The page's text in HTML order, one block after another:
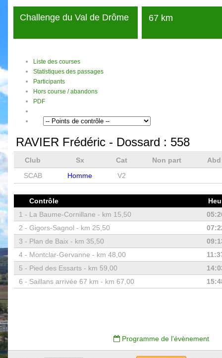
Challenge du Val de Drôme 67 km
Liste des courses
Statistiques des passages
Participants
Hors course / abandons
PDF
RAVIER Frédéric- Dossard : 558
Club Sx Cat Non part
SCAB
Homme V2
Contrôle
1 - La Baume-Cornillane - km 15,50
2 - Gigors-Sagnol - km 25,50
3 - Plan de Baix - km 35,50
4 - Montclar-Gervanne - km 48,00
5 - Pied des Essarts - km 59,00
6 - Saillans arrivée 67 km - km 67,00
Programme de l'évènement